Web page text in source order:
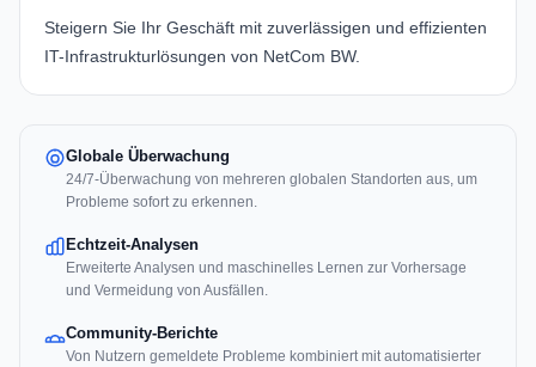
Steigern Sie Ihr Geschäft mit zuverlässigen und effizienten
IT-Infrastrukturlösungen von NetCom BW.
Globale Überwachung
24/7-Überwachung von mehreren globalen Standorten aus, um
Probleme sofort zu erkennen.
Echtzeit-Analysen
Erweiterte Analysen und maschinelles Lernen zur Vorhersage
und Vermeidung von Ausfällen.
Community-Berichte
Von Nutzern gemeldete Probleme kombiniert mit automatisierter